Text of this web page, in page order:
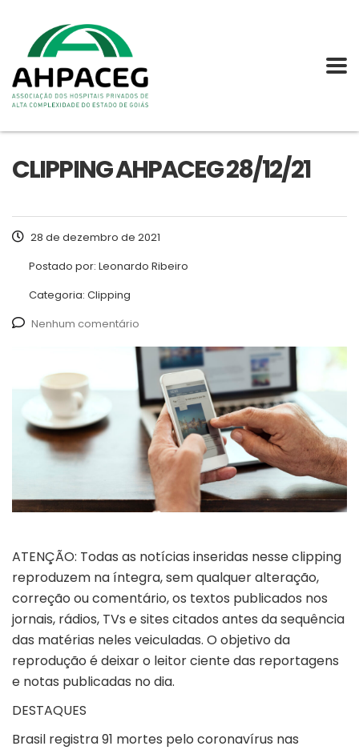
CLIPPING AHPACEG 28/12/21
28 de dezembro de 2021
Postado por: Leonardo Ribeiro
Categoria: Clipping
Nenhum comentário
ATENÇÃO: Todas as notícias inseridas nesse clipping
reproduzem na íntegra, sem qualquer alteração,
correção ou comentário, os textos publicados nos
jornais, rádios, TVs e sites citados antes da sequência
das matérias neles veiculadas. O objetivo da
reprodução é deixar o leitor ciente das reportagens
e notas publicadas no dia.
DESTAQUES
Brasil registra 91 mortes pelo coronavírus nas